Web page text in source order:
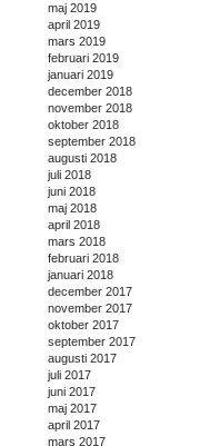
maj 2019
april 2019
mars 2019
februari 2019
januari 2019
december 2018
november 2018
oktober 2018
september 2018
augusti 2018
juli 2018
juni 2018
maj 2018
april 2018
mars 2018
februari 2018
januari 2018
december 2017
november 2017
oktober 2017
september 2017
augusti 2017
juli 2017
juni 2017
maj 2017
april 2017
mars 2017